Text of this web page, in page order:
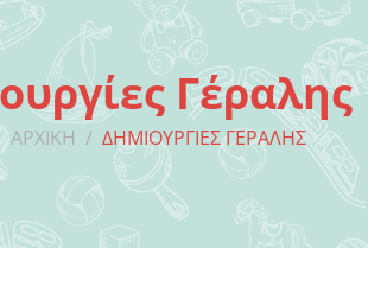
Γέραλης
ΑΡΧΙΚΉ / ΔΗΜΙΟΥΡΓΊΕΣ ΓΈΡΑΛΗΣ